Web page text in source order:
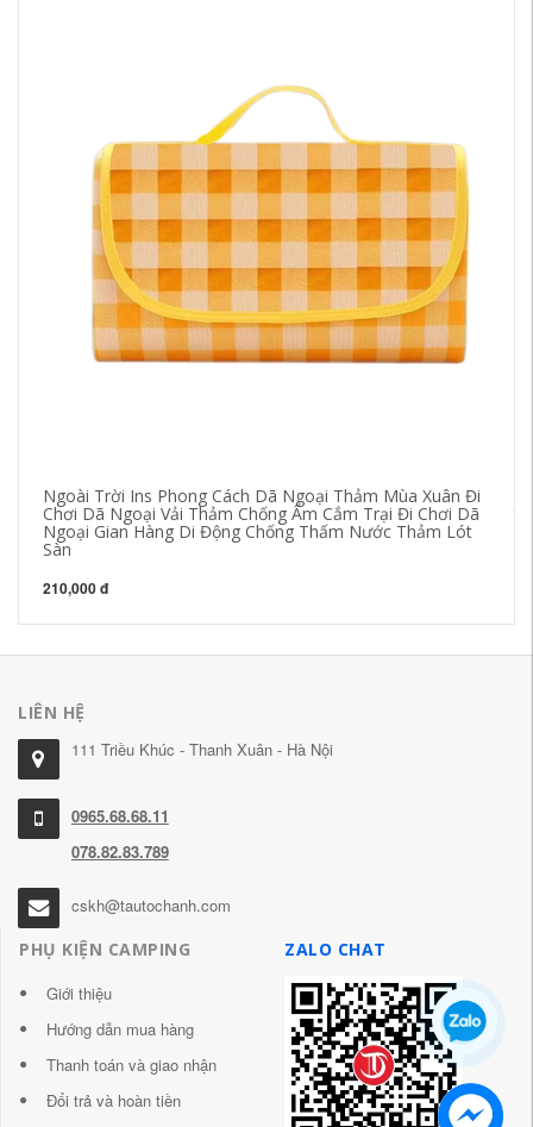
Ngoài Trời Ins Phong Cách Dã Ngoại Thảm Mùa Xuân Đi
Chơi Dã Ngoại Vải Thảm Chống Ẩm Cắm Trại Đi Chơi Dã
Ngoại Gian Hàng Di Động Chống Thấm Nước Thảm Lót
Sàn
210,000 đ
LIÊN HỆ
111 Triều Khúc - Thanh Xuân - Hà Nội
0965.68.68.11
078.82.83.789
cskh@tautochanh.com
PHỤ KIỆN CAMPING
Giới thiệu
Hướng dẫn mua hàng
Thanh toán và giao nhận
Đổi trả và hoàn tiền
ZALO CHAT